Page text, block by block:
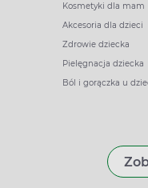
Kosmetyki dla mam
Akcesoria dla dzieci
Zdrowie dziecka
Pielęgnacja dziecka
Ból i gorączka u